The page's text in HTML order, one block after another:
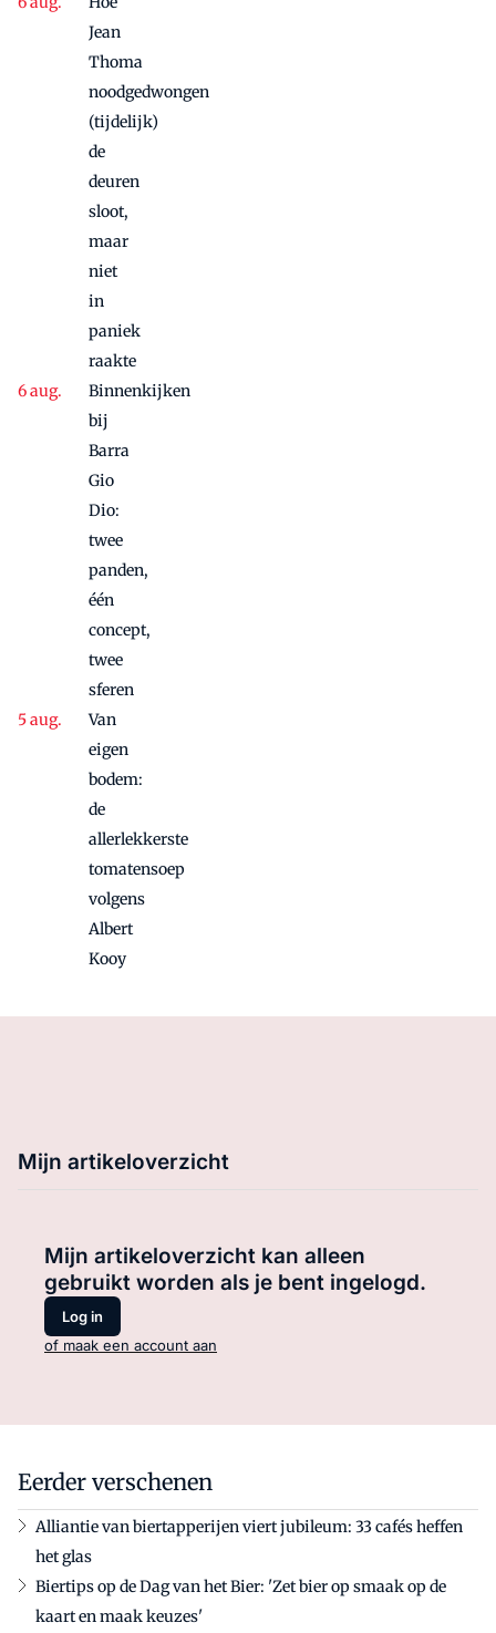
Jean
Thoma
noodgedwongen
(tijdelijk)
de
deuren
sloot,
maar
niet
in
paniek
raakte
Binnenkijken
bij
Barra
Gio
Dio:
twee
panden,
één
concept,
twee
sferen
Van
eigen
bodem:
de
allerlekkerste
tomatensoep
volgens
Albert
Kooy
Mijn artikeloverzicht
Mijn artikeloverzicht kan alleen
gebruikt worden als je bent ingelogd.
Log in
of maak een account aan
Eerder verschenen
Alliantie van biertapperijen viert jubileum: 33 cafés heffen
het glas
Biertips op de Dag van het Bier: 'Zet bier op smaak op de
kaart en maak keuzes'